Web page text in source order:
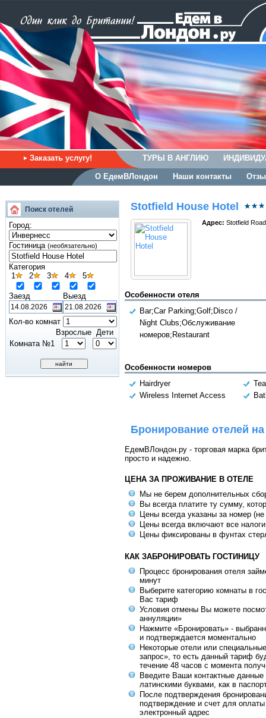
Заказать услугу! ТУРЫ В АНГЛИЮ
О ЕдемВЛондон Наши контакты
Поиск отелей
Город:
Гостиница (необязательно)
Категория
1
2 3 4 5
Заезд Выезд
Кол-во комнат
Взрослые Дети
Комната №1
Stotfield House Hotel
Адрес: Stotfield
Особенности отеля
Bar;Car Parking;Golf;Disco /
Night Clubs;Обслуживание
номеров;Restaurant
Особенности номеров
Hairdryer
Wireless Internet Access
Бронирование отелей
ЕдемВЛондон.ру - торговая марка
просто и надежно.
ЦЕНА ЗА ПРОЖИВАНИЕ В ОТЕЛЕ
Мы не берем дополнительных
Вы всегда платите ту сумму,
Цены всегда указаны за номер
Цены всегда включают все
Цены фиксированы в фунтах
КАК ЗАБРОНИРОВАТЬ ГОСТИНИЦУ
Процесс бронирования отеля
минут
Выберите категорию комнаты в
Вас тариф
Условия отмены Вы можете
аннуляции»
Нажмите «Бронировать» -
и подтверждается моментально
Некоторые отели или
запрос», то есть данный тариф
течение 48 часов с момента
Введите Ваши контактные данные
латинскими буквами, как в
После подтверждения
подтверждение и счет для
электронный адрес